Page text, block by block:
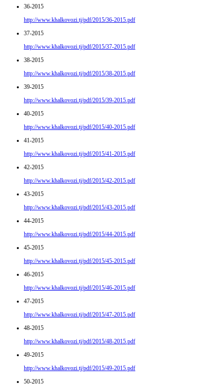
36-2015
http://www.khalkovozi.tj/pdf/2015/36-2015.pdf
37-2015
http://www.khalkovozi.tj/pdf/2015/37-2015.pdf
38-2015
http://www.khalkovozi.tj/pdf/2015/38-2015.pdf
39-2015
http://www.khalkovozi.tj/pdf/2015/39-2015.pdf
40-2015
http://www.khalkovozi.tj/pdf/2015/40-2015.pdf
41-2015
http://www.khalkovozi.tj/pdf/2015/41-2015.pdf
42-2015
http://www.khalkovozi.tj/pdf/2015/42-2015.pdf
43-2015
http://www.khalkovozi.tj/pdf/2015/43-2015.pdf
44-2015
http://www.khalkovozi.tj/pdf/2015/44-2015.pdf
45-2015
http://www.khalkovozi.tj/pdf/2015/45-2015.pdf
46-2015
http://www.khalkovozi.tj/pdf/2015/46-2015.pdf
47-2015
http://www.khalkovozi.tj/pdf/2015/47-2015.pdf
48-2015
http://www.khalkovozi.tj/pdf/2015/48-2015.pdf
49-2015
http://www.khalkovozi.tj/pdf/2015/49-2015.pdf
50-2015